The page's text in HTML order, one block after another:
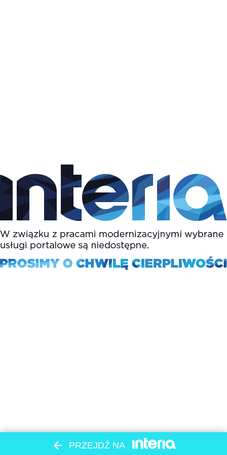
PRZEJDŹ NA